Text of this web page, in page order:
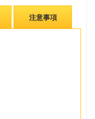
注意事項